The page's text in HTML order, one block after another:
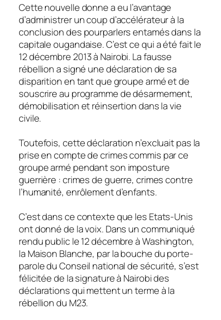
Cette nouvelle donne a eu l’avantage
d’administrer un coup d’accélérateur à la
conclusion des pourparlers entamés dans la
capitale ougandaise. C’est ce qui a été fait le
12 décembre 2013 à Nairobi. La fausse
rébellion a signé une déclaration de sa
disparition en tant que groupe armé et de
souscrire au programme de désarmement,
démobilisation et réinsertion dans la vie
civile.
Toutefois, cette déclaration n’excluait pas la
prise en compte de crimes commis par ce
groupe armé pendant son imposture
guerrière : crimes de guerre, crimes contre
l’humanité, enrôlement d’enfants.
C’est dans ce contexte que les Etats-Unis
ont donné de la voix. Dans un communiqué
rendu public le 12 décembre à Washington,
la Maison Blanche, par la bouche du porte-
parole du Conseil national de sécurité, s’est
félicitée de la signature à Nairobi des
déclarations qui mettent un terme à la
rébellion du M23.